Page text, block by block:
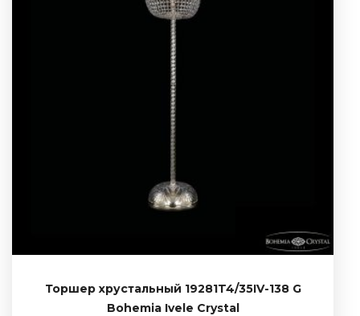
Торшер хрустальный 19281T4/35IV-138 G
Bohemia Ivele Crystal